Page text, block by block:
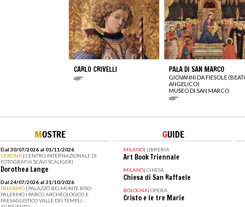
CARLO CRIVELLI PALA DI SAN MARCO
GIOVANNI DA FIESOLE
ANGELICO)
MUSEO DI SAN MARCO
MOSTRE
Dal 30/07/2026 al 01/11/2026
VERONA | CENTRO INTERNAZIONALE DI
FOTOGRAFIA SCAVI SCALIGERI
Dorothea Lange
Dal 24/07/2026 al 31/10/2026
PALERMO | PALAZZO BELMONTE RISO -
PALERMO I PARCO ARCHEOLOGICO E
PAESAGGISTICO VALLE DEI TEMPLI -
GUIDE
MILANO| LIBRERIA
Art Book Triennale
MILANO| CHIESA
Chiesa di San Raffaele
BOLOGNA| OPERA
Cristo e le tre Marie